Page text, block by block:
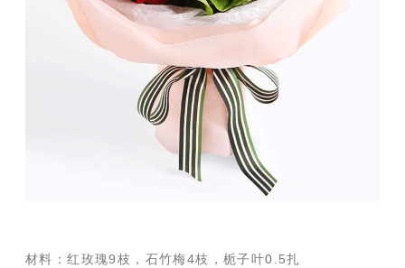
材料：红玫瑰9枝，石竹梅4枝，栀子叶0.5扎